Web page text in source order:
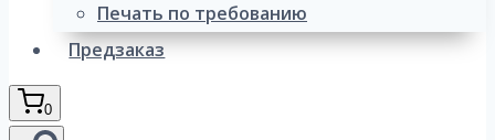
Печать по требованию
Предзаказ
0